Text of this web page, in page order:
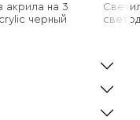
акрила на 3
черный